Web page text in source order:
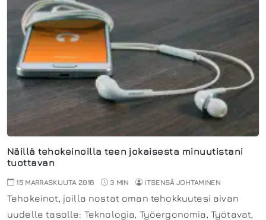
Näillä tehokeinoilla teen jokaisesta minuutistani
tuottavan
15 MARRASKUUTA 2016 3 MIN ITSENSÄ JOHTAMINEN
Tehokeinot, joilla nostat oman tehokkuutesi aivan
uudelle tasolle: Teknologia, Työergonomia, Työtavat,